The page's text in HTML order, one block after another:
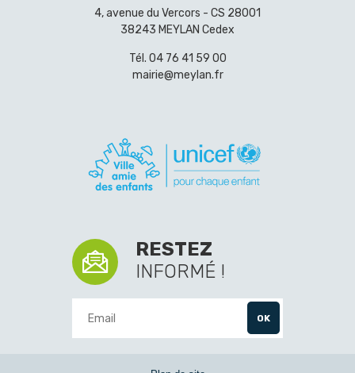
4, avenue du Vercors - CS 28001
38243 MEYLAN Cedex
Tél. 04 76 41 59 00
mairie@meylan.fr
RESTEZ
INFORMÉ !